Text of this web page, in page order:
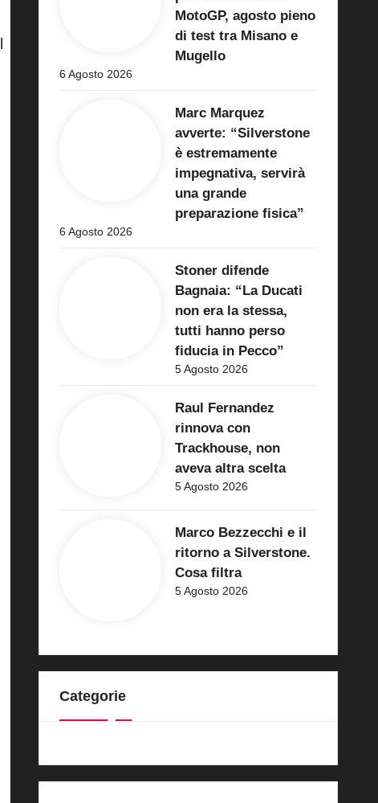
MotoGP, agosto pieno
di test tra Misano e
Mugello
6 Agosto 2026
Marc Marquez
avverte: “Silverstone
è estremamente
impegnativa, servirà
una grande
preparazione fisica”
6 Agosto 2026
Stoner difende
Bagnaia: “La Ducati
non era la stessa,
tutti hanno perso
fiducia in Pecco”
5 Agosto 2026
Raul Fernandez
rinnova con
Trackhouse, non
aveva altra scelta
5 Agosto 2026
Marco Bezzecchi e il
ritorno a Silverstone.
Cosa filtra
5 Agosto 2026
Categorie